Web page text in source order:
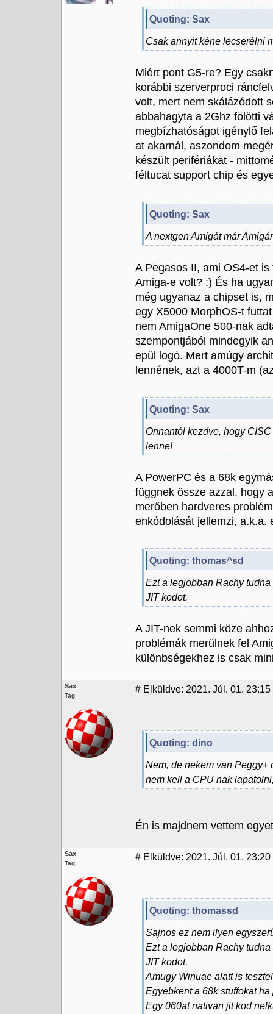
Quoting: Sax
Csak annyit kéne lecserélni
Miért pont G5-re? Egy
korábbi szerverproci
volt, mert nem skálázódott
abbahagyta a 2Ghz fölötti
megbízhatóságot igénylő
at akarnál, aszondom
készült perifériákat -
féltucat support chip és
Quoting: Sax
A nextgen Amigát már
A Pegasos II, ami OS4-et
Amiga-e volt? :) És ha
még ugyanaz a chipset is,
egy X5000 MorphOS-t
nem AmigaOne 500-nak
szempontjából mindegyik
epül logó. Mert amúgy
lennének, azt a 4000T-m
Quoting: Sax
Onnantól kezdve, hogy
lenne!
A PowerPC és a 68k
függnek össze azzal, hogy
merőben hardveres
enkódolását jellemzi, a.k.a.
Quoting: thomas^sd
Ezt a legjobban Rachy
JIT kodot.
A JIT-nek semmi köze
problémák merülnek fel
különbségekhez is csak
Sax
Tag
# Elküldve: 2021. Júl. 01. 23:15
Quoting: dino
Nem, de nekem van Peggy+
nem kell a CPU nak
Én is majdnem vettem
Sax
Tag
# Elküldve: 2021. Júl. 01. 23:20
Quoting: thomassd
Sajnos ez nem ilyen
Ezt a legjobban Rachy
JIT kodot.
Amugy Winuae alatt is
Egyebkent a 68k stuffokat
Egy 060at nativan jit kod